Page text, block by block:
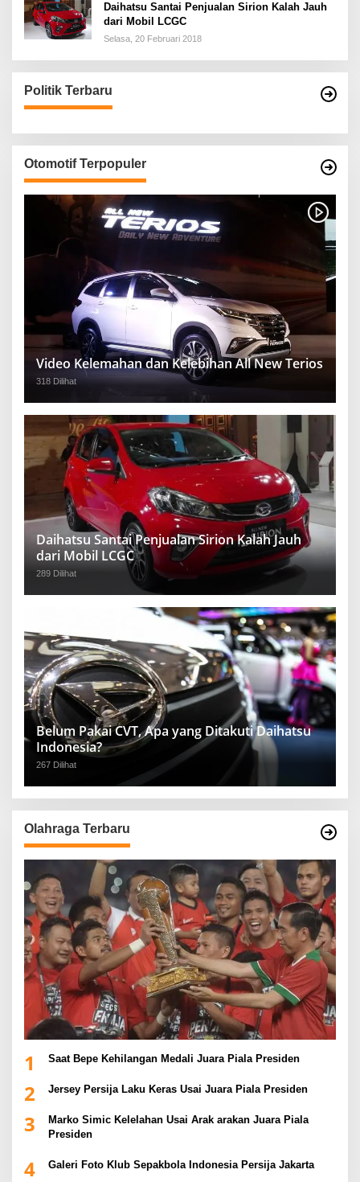
Daihatsu Santai Penjualan Sirion Kalah Jauh
dari Mobil LCGC
Selasa, 20 Februari 2018
Politik Terbaru
Otomotif Terpopuler
Video Kelemahan dan Kelebihan All New Terios
318 Dilihat
Daihatsu Santai Penjualan Sirion Kalah Jauh
dari Mobil LCGC
289 Dilihat
Belum Pakai CVT, Apa yang Ditakuti Daihatsu
Indonesia?
267 Dilihat
Olahraga Terbaru
1 Saat Bepe Kehilangan Medali Juara Piala Presiden
2 Jersey Persija Laku Keras Usai Juara Piala Presiden
3
Marko Simic Kelelahan Usai Arak arakan Juara Piala
Presiden
4 Galeri Foto Klub Sepakbola Indonesia Persija Jakarta